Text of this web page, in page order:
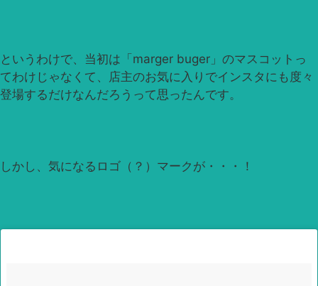
というわけで、当初は「marger buger」のマスコットっ
てわけじゃなくて、店主のお気に入りでインスタにも度々
登場するだけなんだろうって思ったんです。
しかし、気になるロゴ（？）マークが・・・！